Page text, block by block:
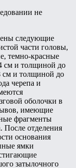
не
следующие
части головы,
темно-красные
см и толщиной до
см и толщиной до
черепа и
оболочки в
имеющие
фрагменты
После отделения
основания
ямки
затылочного